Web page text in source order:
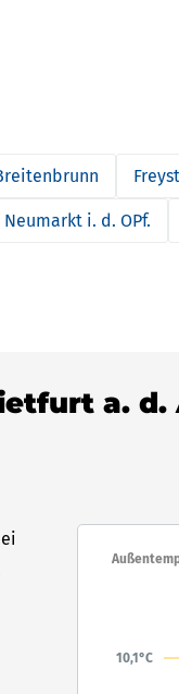
Neumarkt i. d. OPf.
a.
10,1°C